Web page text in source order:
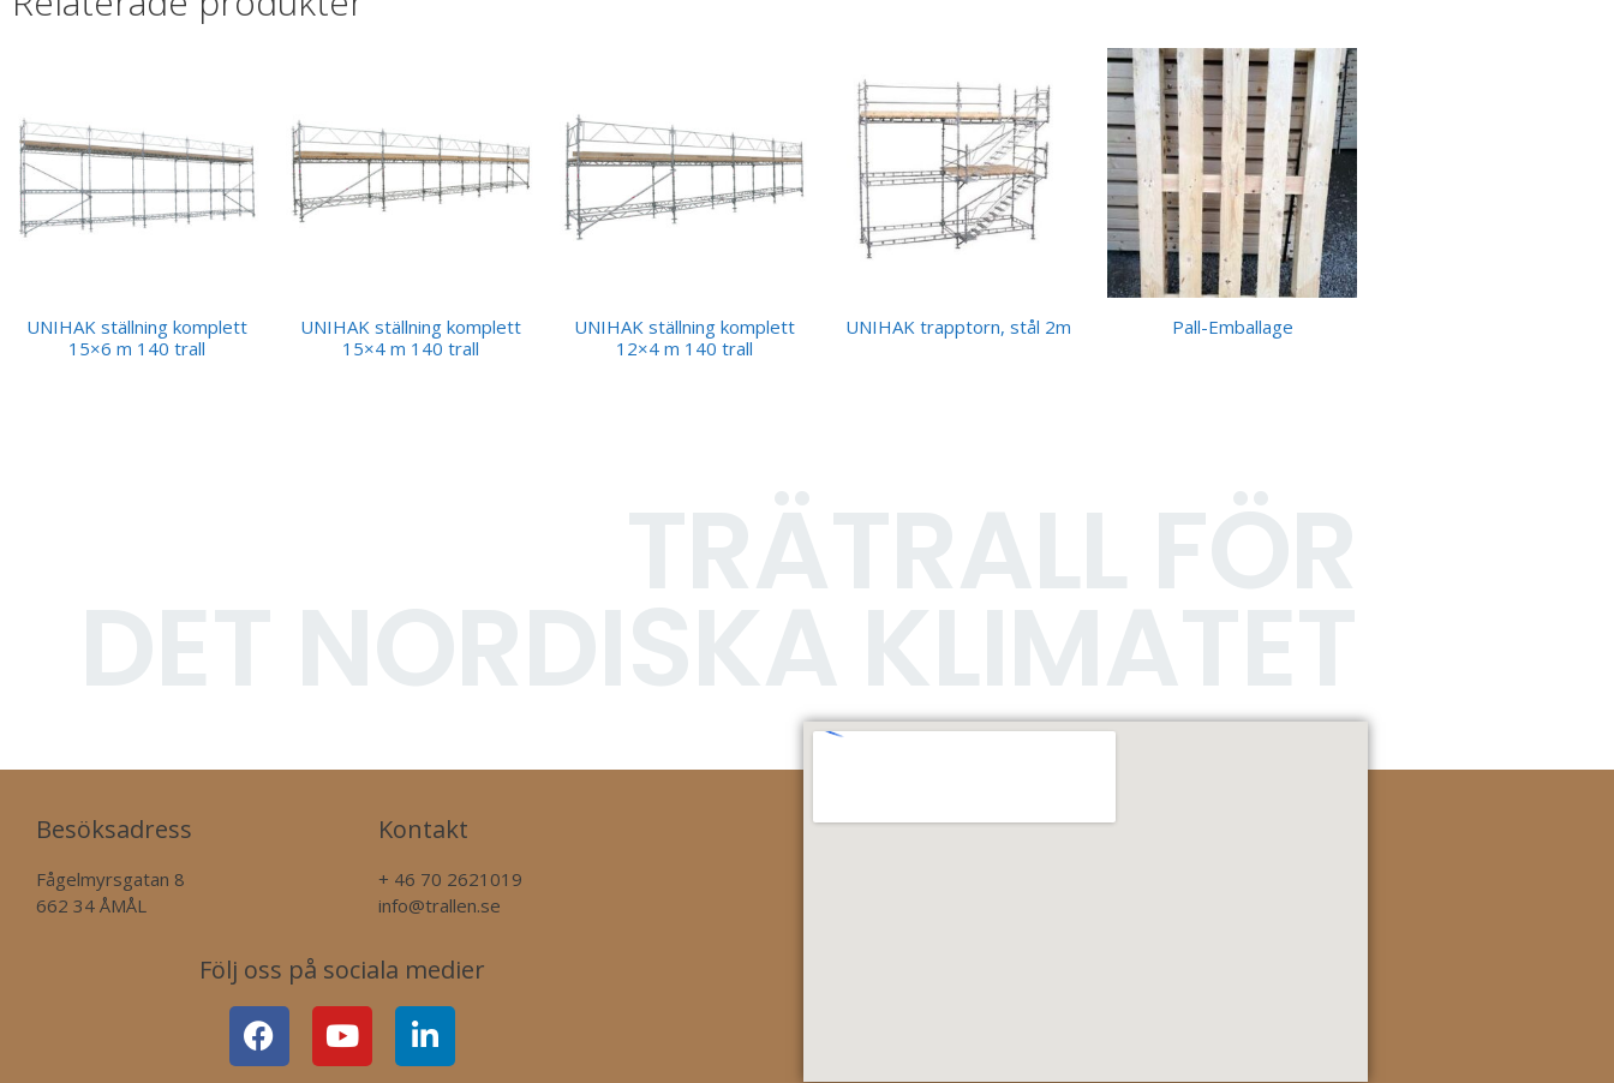
UNIHAK ställning komplett
15×6 m 140 trall
UNIHAK ställning komplett
15×4 m 140 trall
UNIHAK ställning komplett
12×4 m 140 trall
UNIHAK trapptorn, stål 2m Pall-Emballage
Besöksadress
Fågelmyrsgatan 8
662 34 ÅMÅL
Kontakt
+ 46 70 2621019
info@trallen.se
Följ oss på sociala medier